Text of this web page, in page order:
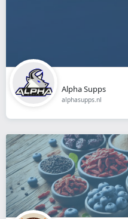
Alpha Supps
alphasupps.nl